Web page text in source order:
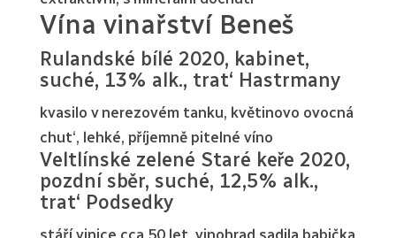
Vína vinařství Beneš
Rulandské bílé 2020, kabinet,
suché, 13% alk., trat‘ Hastrmany
kvasilo v nerezovém tanku, květinovo ovocná
chut‘, lehké, příjemně pitelné víno
Veltlínské zelené Staré keře 2020,
pozdní sběr, suché, 12,5% alk.,
trat‘ Podsedky
stáří vinice cca 50 let, vinohrad sadila babička